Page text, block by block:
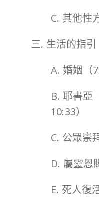
C. 其他性
三. 生活的指引
A. 婚姻（
B. 耶書亞
10:33）
C. 公眾崇
D. 屬靈恩
E. 死人復